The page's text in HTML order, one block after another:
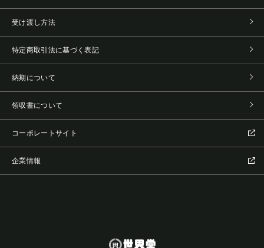
受け渡し方法
特定商取引法に基づく表記
納期について
領収書について
コーポレートサイト
企業情報